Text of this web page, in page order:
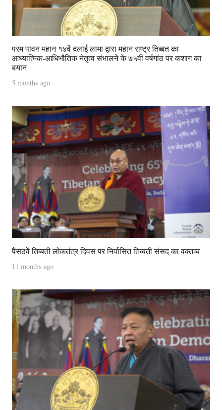
परम पावन महान १४वें दलाई लामा द्वारा महान राष्ट्र तिब्बत का
आध्यात्मिक-आधिभौतिक नेतृत्व संभालने के ७५वीं वर्षगांठ पर कशाग का
बयान
5 months ago
पैंसठवें तिब्बती लोकतंत्र दिवस पर निर्वासित तिब्बती संसद का वक्तव्य
11 months ago